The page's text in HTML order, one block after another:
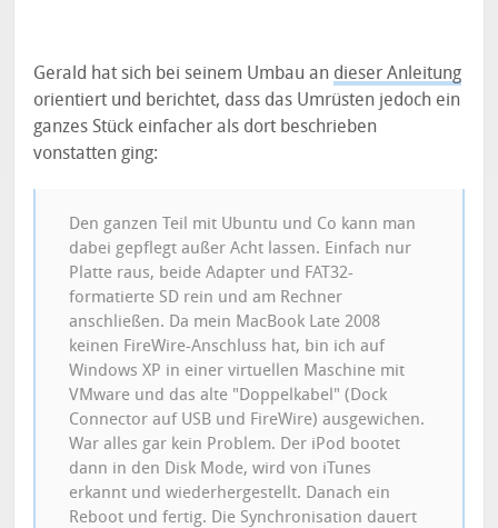
Gerald hat sich bei seinem Umbau an dieser Anleitung
orientiert und berichtet, dass das Umrüsten jedoch ein
ganzes Stück einfacher als dort beschrieben
vonstatten ging:
Den ganzen Teil mit Ubuntu und Co kann man
dabei gepflegt außer Acht lassen. Einfach nur
Platte raus, beide Adapter und FAT32-
formatierte SD rein und am Rechner
anschließen. Da mein MacBook Late 2008
keinen FireWire-Anschluss hat, bin ich auf
Windows XP in einer virtuellen Maschine mit
VMware und das alte "Doppelkabel" (Dock
Connector auf USB und FireWire) ausgewichen.
War alles gar kein Problem. Der iPod bootet
dann in den Disk Mode, wird von iTunes
erkannt und wiederhergestellt. Danach ein
Reboot und fertig. Die Synchronisation dauert